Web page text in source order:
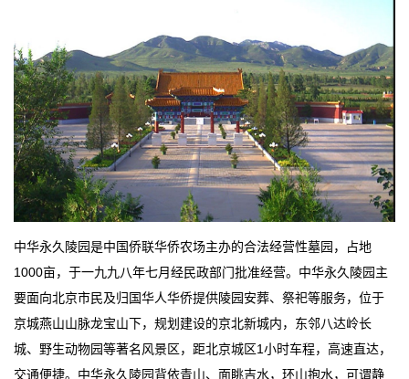
中华永久陵园是中国侨联华侨农场主办的合法经营性墓园，占地
1000亩，于一九九八年七月经民政部门批准经营。中华永久陵园主
要面向北京市民及归国华人华侨提供陵园安葬、祭祀等服务，位于
京城燕山山脉龙宝山下，规划建设的京北新城内，东邻八达岭长
城、野生动物园等著名风景区，距北京城区1小时车程，高速直达，
交通便捷。中华永久陵园背依青山、面眺吉水，环山抱水，可谓静